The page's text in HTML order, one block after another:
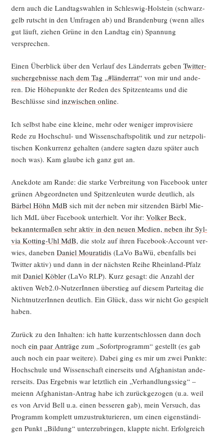
dern auch die Land­tags­wah­len in Schles­wig-Hol­stein (schwarz-
gelb rutscht in den Umfra­gen ab) und Bran­den­burg (wenn alles
gut läuft, zie­hen Grü­ne in den Land­tag ein) Span­nung
versprechen.
Einen Über­blick über den Ver­lauf des Län­der­rats geben Twit­ter­
such­er­geb­nis­se nach dem Tag „#län­der­rat“ von mir und ande­
ren. Die Höhe­punk­te der Reden des Spit­zen­teams und die
Beschlüs­se sind inzwi­schen online.
Ich selbst habe eine klei­ne, mehr oder weni­ger impro­vi­sie­re
Rede zu Hoch­schul- und Wis­sen­schafts­po­li­tik und zur netz­po­li­
ti­schen Kon­kur­renz gehal­ten (ande­re sag­ten dazu spä­ter auch
noch was). Kam glau­be ich ganz gut an.
Anek­do­te am Ran­de: die star­ke Ver­brei­tung von Face­book unter
grü­nen Abge­ord­ne­ten und Spit­zen­leu­ten wur­de deut­lich, als
Bär­bel Höhn MdB sich mit der neben mir sit­zen­den Bärbl Mie­
lich MdL über Face­book unter­hielt. Vor ihr: Vol­ker Beck,
bekann­ter­ma­ßen sehr aktiv in den neu­en Medi­en, neben ihr Syl­
via Kot­ting-Uhl MdB, die stolz auf ihren Face­book-Account ver­
wies, dane­ben Dani­el Mou­rat­i­dis(LaVo BaWü, eben­falls bei
Twit­ter aktiv) und dann in der nächs­ten Rei­he Rhein­land-Pfalz
mit Dani­el Köb­ler(LaVo RLP). Kurz gesagt: die Anzahl der
akti­ven Web2.0‑NutzerInnen über­stieg auf die­sem Par­tei­tag die
Nicht­nut­ze­rIn­nen deut­lich. Ein Glück, dass wir nicht Go gespielt
haben.
Zurück zu den Inhal­ten: ich hat­te kurz­ent­schlos­sen dann doch
noch ein paar Anträ­gezum „Sofort­pro­gramm“ gestellt (es gab
auch noch ein paar wei­te­re). Dabei ging es mir um zwei Punk­te:
Hoch­schu­le und Wis­sen­schaft einer­seits und Afgha­ni­stan ande­
rer­seits. Das Ergeb­nis war letzt­lich ein „Ver­hand­lungs­sieg“ –
mei­enn Afgha­ni­stan-Antrag habe ich zurück­ge­zo­gen (u.a. weil
es von Arvid Bell u.a. einen bes­se­ren gab), mein Ver­such, das
Pro­gramm kom­plett umzu­struk­tu­rie­ren, um einen eigen­stän­di­
gen Punkt „Bil­dung“ unter­zu­brin­gen, klapp­te nicht. Erfolg­reich